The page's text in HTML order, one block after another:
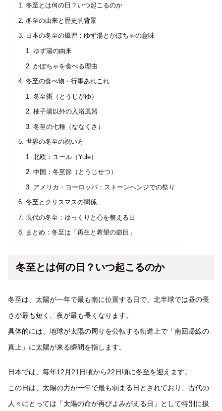
冬至とは何の日？いつ起こるのか
冬至の由来と歴史的背景
日本の冬至の風習：ゆず湯とかぼちゃの意味
ゆず湯の由来
かぼちゃを食べる理由
冬至の食べ物・行事あれこれ
冬至粥（とうじがゆ）
柚子湯以外の入浴風習
冬至の七種（ななくさ）
世界の冬至の祝い方
北欧：ユール（Yule）
中国：冬至節（とうじせつ）
アメリカ・ヨーロッパ：ストーンヘンジでの祭り
冬至とクリスマスの関係
現代の冬至：ゆっくりと心を整える日
まとめ：冬至は「再生と希望の節目」
冬至とは何の日？いつ起こるのか
冬至は、太陽が一年で最も南に位置する日で、北半球では昼の長
さが最も短く、夜が最も長くなります。
具体的には、地球が太陽の周りを公転する軌道上で「南回帰線の
真上」に太陽が来る瞬間を指します。
日本では、毎年12月21日頃から22日頃に冬至を迎えます。
この日は、太陽の力が一年で最も弱まる日とされており、古代の
人々にとっては「太陽の命が再びよみがえる日」として特別に扱